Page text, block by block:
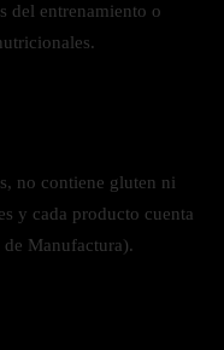
del entrenamiento o
no contiene gluten ni
y cada producto cuenta
Manufactura).